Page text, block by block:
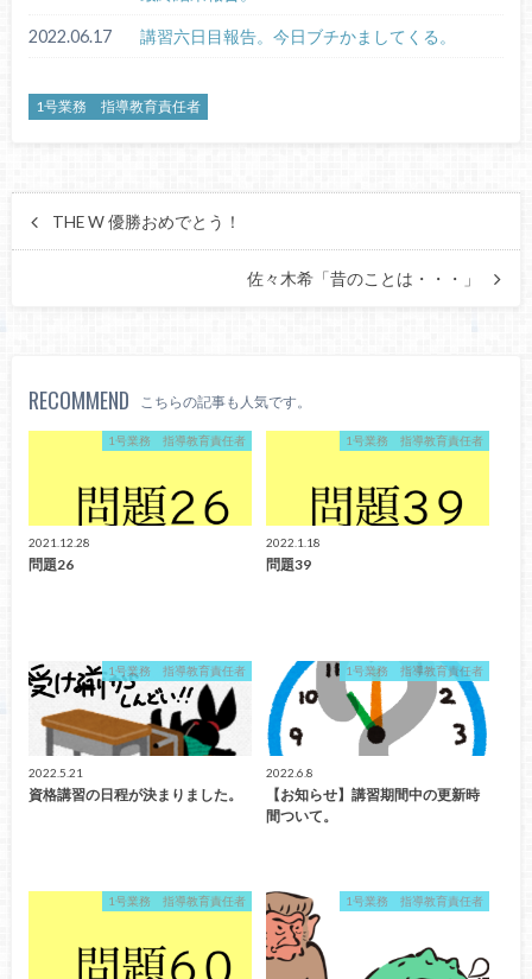
2022.06.17 講習六日目報告。今日ブチかましてくる。
1号業務 指導教育責任者
THE W 優勝おめでとう！
佐々木希「昔のことは・・・」
RECOMMEND こちらの記事も人気です。
1号業務 指導教育責任者
2021.12.28
問題26
1号業務 指導教育責任者
2022.1.18
問題39
1号業務 指導教育責任者
2022.5.21
資格講習の日程が決まりました。
1号業務 指導教育責任者
2022.6.8
【お知らせ】講習期間中の更新時
間ついて。
1号業務 指導教育責任者 1号業務 指導教育責任者